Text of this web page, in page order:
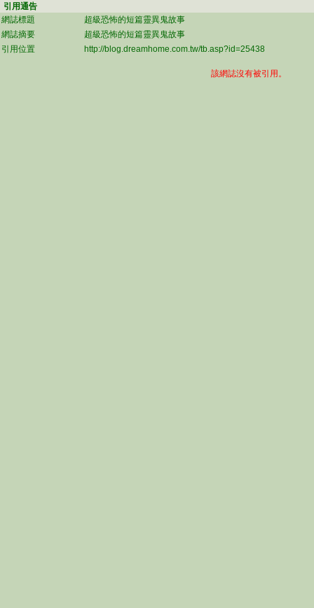
引用通告
網誌標題
超級恐怖的短篇靈異鬼故事
網誌摘要
超級恐怖的短篇靈異鬼故事
引用位置
http://blog.dreamhome.com.tw/tb.asp?id=25438
該網誌沒有被引用。